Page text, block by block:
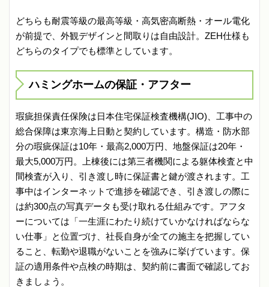
どちらも耐震等級の最高等級・高気密高断熱・オール電化
が前提で、外観デザインと間取りは自由設計。ZEH仕様も
どちらのタイプでも標準としています。
ハミングホームの保証・アフター
瑕疵担保責任保険は日本住宅保証検査機構(JIO)、工事中の
総合保障は東京海上日動と契約しています。構造・防水部
分の瑕疵保証は10年・最高2,000万円、地盤保証は20年・
最大5,000万円。上棟後には第三者機関による躯体検査と中
間検査が入り、引き渡し時に保証書と鍵が渡されます。工
事中はインターネットで進捗を確認でき、引き渡しの際に
は約300点の写真データも受け取れる仕組みです。アフタ
ーについては「一生涯にわたり続けていかなければならな
い仕事」と位置づけ、社長自身が全ての施主を把握してい
ること、転勤や退職がないことを強みに挙げています。保
証の適用条件や点検の時期は、契約前に書面で確認してお
きましょう。